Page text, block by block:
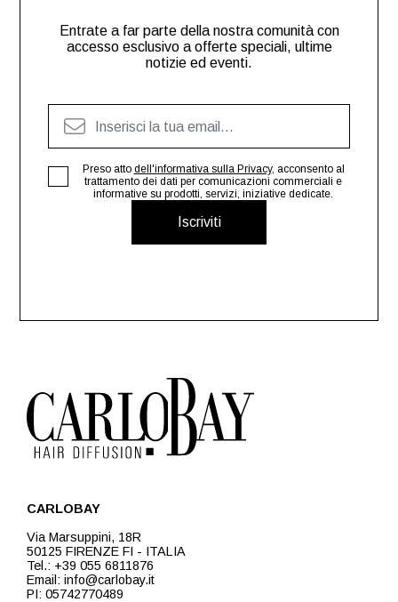
Entrate a far parte della nostra comunità con
accesso esclusivo a offerte speciali, ultime
notizie ed eventi.
Iscriviti
Preso atto dell'informativa sulla Privacy, acconsento al
trattamento dei dati per comunicazioni commerciali e
informative su prodotti, servizi, iniziative dedicate.
CARLOBAY
Via Marsuppini, 18R
50125 FIRENZE FI - ITALIA
Tel.: +39 055 6811876
Email: info@carlobay.it
PI: 05742770489